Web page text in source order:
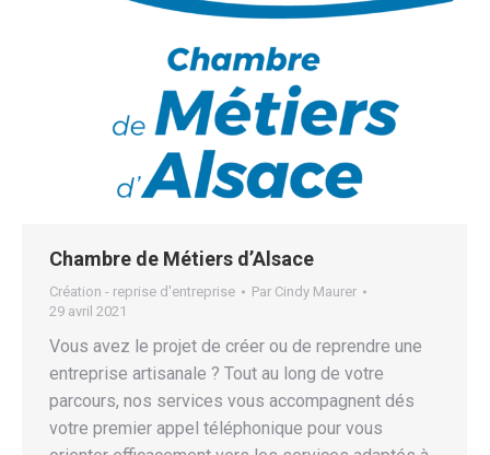
Chambre de Métiers d’Alsace
Création - reprise d'entreprise Par Cindy Maurer
29 avril 2021
Vous avez le projet de créer ou de reprendre une
entreprise artisanale ? Tout au long de votre
parcours, nos services vous accompagnent dés
votre premier appel téléphonique pour vous